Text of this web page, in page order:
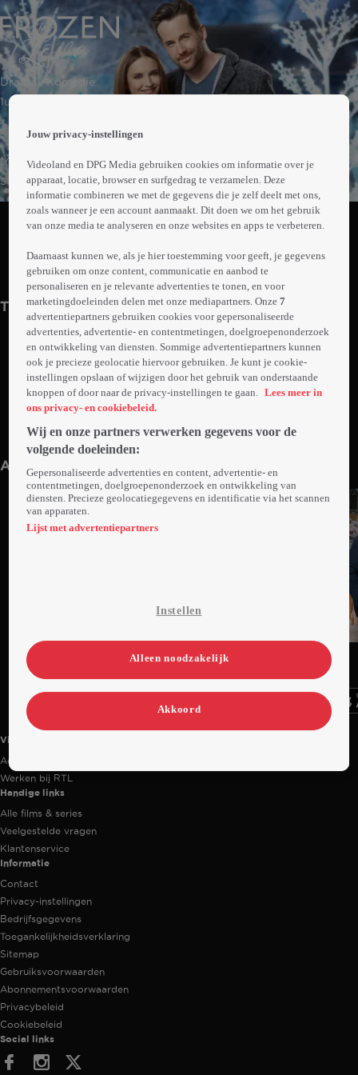
page
Drama | Komedie
1uur23min
Mary bestiert een noodlijdende boekwinkel en Adam
staat bekend als de bad boy van het ijshockey. Ze
worden aan elkaar gekoppeld om elkaars imago een
boost te geven. Al snel merken ze dat tegenpolen elkaar
Abonneren op Videoland
info
Trailers
Trailer: Frozen In Love
Anderen kijken ook
Trailer
naar
Trailer
programma
Trailer
Videoland useful links.
Videoland
Actiecode
Werken bij RTL
Handige links
Alle films & series
Veelgestelde vragen
Klantenservice
Informatie
Contact
Privacy-instellingen
Bedrijfsgegevens
Toegankelijkheidsverklaring
Sitemap
Gebruiksvoorwaarden
Abonnementsvoorwaarden
Privacybeleid
Cookiebeleid
Social links
FacebookInstagram
Jouw privacy-instellingen
Videoland en DPG Media gebruiken cookies om informatie over je
apparaat, locatie, browser en surfgedrag te verzamelen. Deze
informatie combineren we met de gegevens die je zelf deelt met ons,
zoals wanneer je een account aanmaakt. Dit doen we om het gebruik
van onze media te analyseren en onze websites en apps te verbeteren.
Daarnaast kunnen we, als je hier toestemming voor geeft, je gegevens
gebruiken om onze content, communicatie en aanbod te
personaliseren en je relevante advertenties te tonen, en voor
marketingdoeleinden delen met onze mediapartners. Onze7
advertentiepartners gebruiken cookies voor gepersonaliseerde
advertenties, advertentie- en contentmetingen, doelgroepenonderzoek
en ontwikkeling van diensten. Sommige advertentiepartners kunnen
ook je precieze geolocatie hiervoor gebruiken. Je kunt je cookie-
instellingen opslaan of wijzigen door het gebruik van onderstaande
knoppen of door naar de privacy-instellingen te gaan.
Lees meer in
ons privacy- en cookiebeleid.
Wij en onze partners verwerken gegevens voor de
volgende doeleinden:
Gepersonaliseerde advertenties en content, advertentie- en
contentmetingen, doelgroepenonderzoek en ontwikkeling van
diensten. Precieze geolocatiegegevens en identificatie via het scannen
van apparaten.
Lijst met advertentiepartners
Instellen
Alleen noodzakelijk
Akkoord